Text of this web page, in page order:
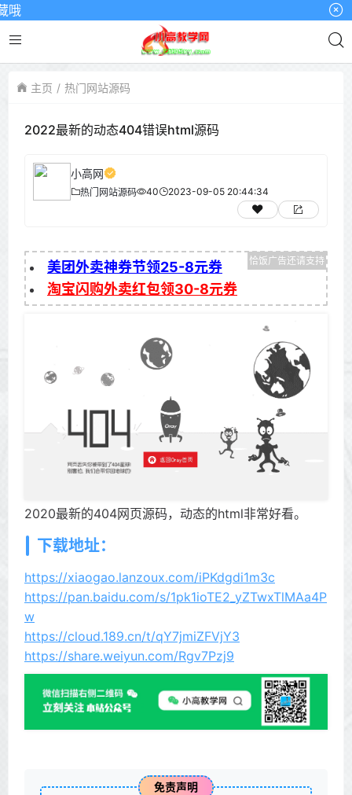
主页 热门网站源码
2022最新的动态404错误html源码
小高网
热门网站源码 40 2023-09-05 20:44:34
美团外卖神券节领25-8元券
淘宝闪购外卖红包领30-8元券
2020最新的404网页源码，动态的html非常好看。
下载地址：
https://xiaogao.lanzoux.com/iPKdgdi1m3c
https://pan.baidu.com/s/1pk1ioTE2_yZTwxTlMAa4P
w
https://cloud.189.cn/t/qY7jmiZFVjY3
https://share.weiyun.com/Rgv7Pzj9
免责声明